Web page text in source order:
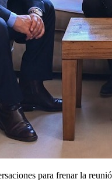
para frenar la